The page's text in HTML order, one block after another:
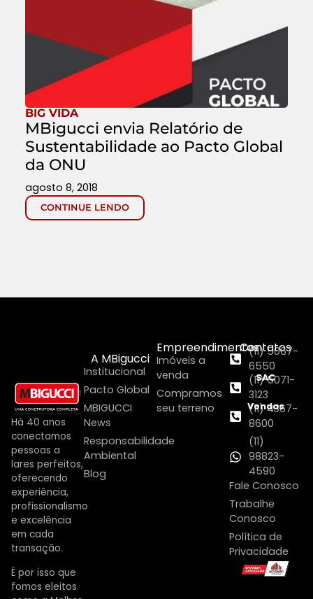
BIG VIDA
MBigucci envia Relatório de
Sustentabilidade ao Pacto Global
da ONU
CONTINUE LENDO
agosto 8, 2018
Há 40 anos
conectamos
pessoas a
lares perfeitos,
oferecendo
experiência,
profissionalismo
e excelência
em cada
transação.
É por isso que
fomos eleitos
A MBigucci
Institucional
Pacto Global
MBIGUCCI
News
Responsabilidade
Ambiental
Blog
Empreendimentos
Imóveis a
venda
Compramos
seu terreno
Contatos
(11) 5067-
6550
SAC
(11) 5071-
3123
Vendas
(11) 4367-
8600
(11)
98823-
4590
Fale Conosco
Trabalhe
Conosco
Política de
Privacidade